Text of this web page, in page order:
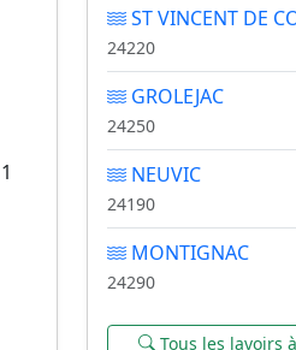
ST VINCENT DE
24220
GROLEJAC
24250
NEUVIC
24190
MONTIGNAC
24290
Tous les lavoirs à